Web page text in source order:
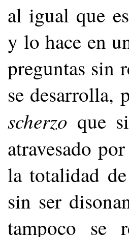
al igual que
y lo hace en
preguntas sin
se desarrolla,
scherzo que
atravesado
la totalidad
sin ser
tampoco se